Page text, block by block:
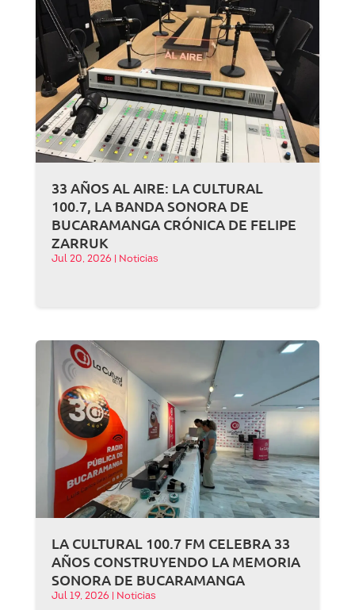
33 AÑOS AL AIRE: LA CULTURAL
100.7, LA BANDA SONORA DE
BUCARAMANGA CRÓNICA DE FELIPE
ZARRUK
Jul 20, 2026 Noticias
LA CULTURAL 100.7 FM CELEBRA 33
AÑOS CONSTRUYENDO LA MEMORIA
SONORA DE BUCARAMANGA
Jul 19, 2026 Noticias